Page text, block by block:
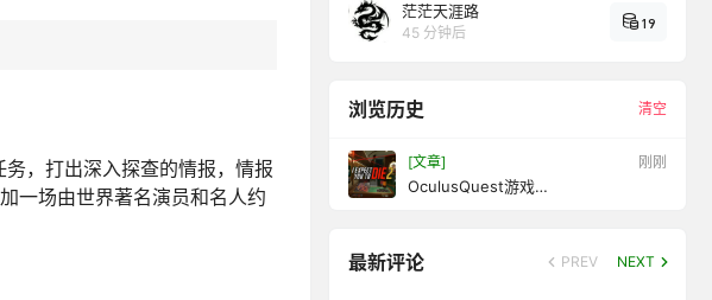
，打出深入探查的情报，情报
一场由世界著名演员和名人约
茫茫天涯路
45 分钟后
19
浏览历史 清空
[文章] 10 秒前
OculusQuest游戏
最新评论 PREV NEXT